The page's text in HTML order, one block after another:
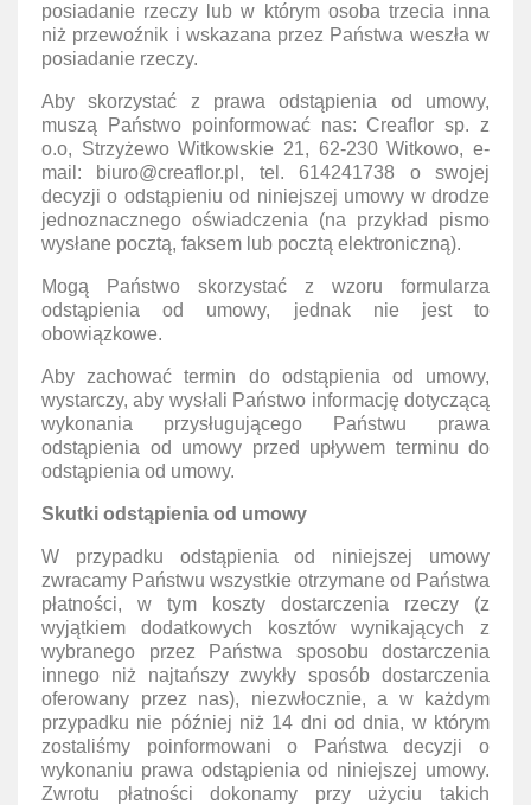
posiadanie rzeczy lub w którym osoba trzecia inna
niż przewoźnik i wskazana przez Państwa weszła w
posiadanie rzeczy.
Aby skorzystać z prawa odstąpienia od umowy,
muszą Państwo poinformować nas: Creaflor sp. z
o.o, Strzyżewo Witkowskie 21, 62-230 Witkowo, e-
mail: biuro@creaflor.pl, tel. 614241738 o swojej
decyzji o odstąpieniu od niniejszej umowy w drodze
jednoznacznego oświadczenia (na przykład pismo
wysłane pocztą, faksem lub pocztą elektroniczną).
Mogą Państwo skorzystać z wzoru formularza
odstąpienia od umowy, jednak nie jest to
obowiązkowe.
Aby zachować termin do odstąpienia od umowy,
wystarczy, aby wysłali Państwo informację dotyczącą
wykonania przysługującego Państwu prawa
odstąpienia od umowy przed upływem terminu do
odstąpienia od umowy.
Skutki odstąpienia od umowy
W przypadku odstąpienia od niniejszej umowy
zwracamy Państwu wszystkie otrzymane od Państwa
płatności, w tym koszty dostarczenia rzeczy (z
wyjątkiem dodatkowych kosztów wynikających z
wybranego przez Państwa sposobu dostarczenia
innego niż najtańszy zwykły sposób dostarczenia
oferowany przez nas), niezwłocznie, a w każdym
przypadku nie później niż 14 dni od dnia, w którym
zostaliśmy poinformowani o Państwa decyzji o
wykonaniu prawa odstąpienia od niniejszej umowy.
Zwrotu płatności dokonamy przy użyciu takich